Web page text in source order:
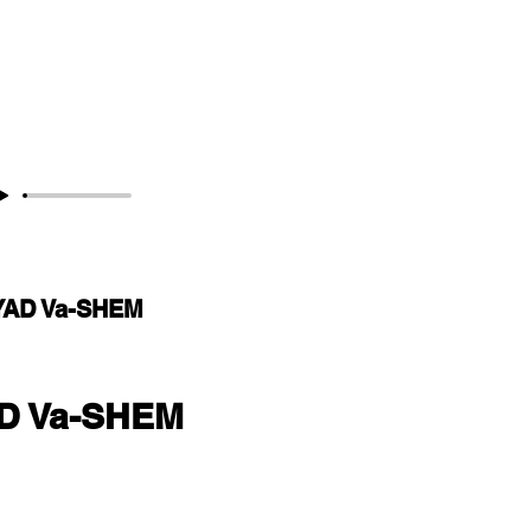
Va-SHEM
Va-SHEM